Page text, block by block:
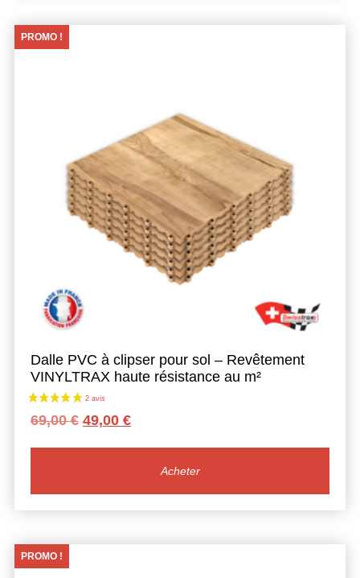
PROMO !
Dalle PVC à clipser pour sol – Revêtement
VINYLTRAX haute résistance au m²
69,00€ Le
49,00 €Le
Acheter
PROMO !